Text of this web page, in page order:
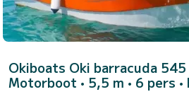
Okiboats Oki barracuda
Motorboot • 5,5 m • 6 pers •